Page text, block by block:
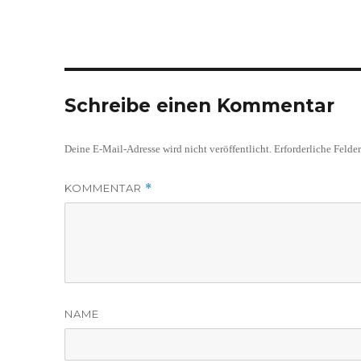
Schreibe einen Kommentar
Deine E-Mail-Adresse wird nicht veröffentlicht. Erforderliche
KOMMENTAR *
NAME